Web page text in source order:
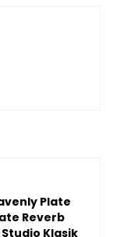
Plate
Reverb
Klasik